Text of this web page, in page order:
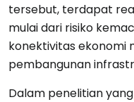
tersebut, terdapat
mulai dari risiko
konektivitas ekonomi
pembangunan
Dalam penelitian